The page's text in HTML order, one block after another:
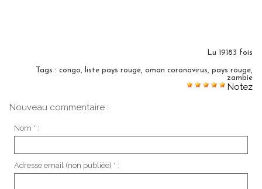
Lu 19183 fois
Tags : congo, liste pays rouge, oman coronavirus, pays rouge,
zambie
Notez
Nouveau commentaire :
Nom * :
Adresse email (non publiée) * :